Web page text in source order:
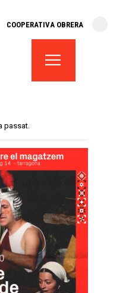
COOPERATIVA OBRERA
soci
passat.